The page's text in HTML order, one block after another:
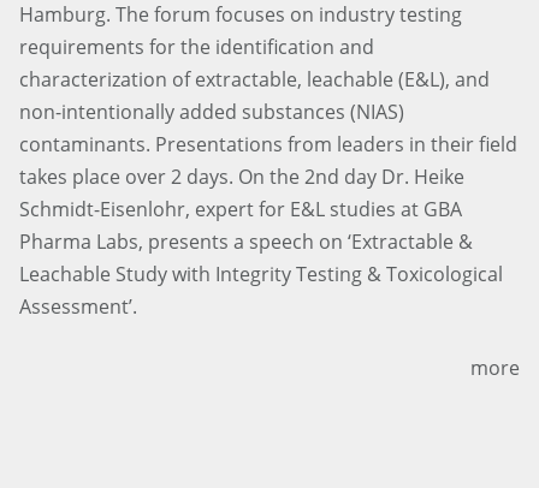
Hamburg. The forum focuses on industry testing
requirements for the identification and
characterization of extractable, leachable (E&L), and
non-intentionally added substances (NIAS)
contaminants. Presentations from leaders in their field
takes place over 2 days. On the 2nd day Dr. Heike
Schmidt-Eisenlohr, expert for E&L studies at GBA
Pharma Labs, presents a speech on ‘Extractable &
Leachable Study with Integrity Testing & Toxicological
Assessment’.
more